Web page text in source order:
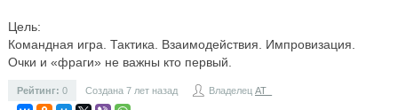
Цель:
Командная игра. Тактика. Взаимодействия. Импровизация.
Очки и «фраги» не важны кто первый.
Рейтинг: 0 Создана 7 лет назад Владелец AT_